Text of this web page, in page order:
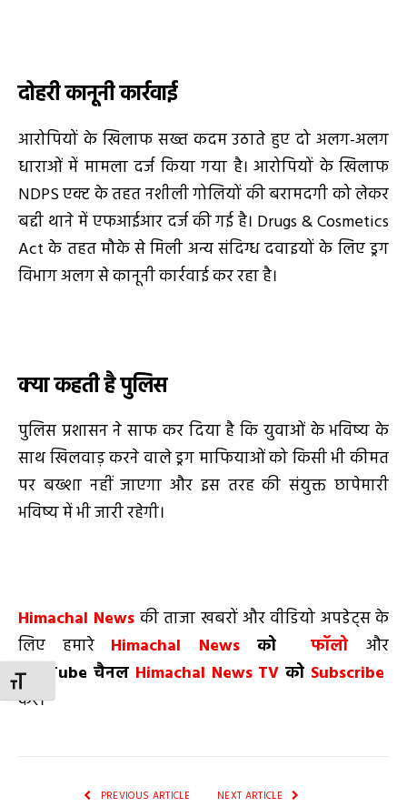
TOGGLE FONT SIZE
दोहरी कानूनी कार्रवाई
आरोपियों के खिलाफ सख्त कदम उठाते हुए दो अलग-अलग
धाराओं में मामला दर्ज किया गया है। आरोपियों के खिलाफ
NDPS एक्ट के तहत नशीली गोलियों की बरामदगी को लेकर
बद्दी थाने में एफआईआर दर्ज की गई है। Drugs & Cosmetics
Act के तहत मौके से मिली अन्य संदिग्ध दवाइयों के लिए ड्रग
विभाग अलग से कानूनी कार्रवाई कर रहा है।
क्या कहती है पुलिस
पुलिस प्रशासन ने साफ कर दिया है कि युवाओं के भविष्य के
साथ खिलवाड़ करने वाले ड्रग माफियाओं को किसी भी कीमत
पर बख्शा नहीं जाएगा और इस तरह की संयुक्त छापेमारी
भविष्य में भी जारी रहेगी।
Himachal News की ताजा खबरों और वीडियो अपडेट्स के
लिए हमारे Himachal News को फॉलो
और
YouTube चैनल Himachal News TVको Subscribe
करें।
PREVIOUS ARTICLE NEXT ARTICLE